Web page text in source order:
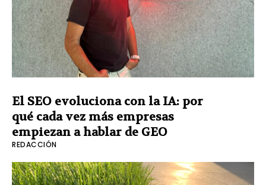
El SEO evoluciona con la IA: por
qué cada vez más empresas
empiezan a hablar de GEO
REDACCIÓN